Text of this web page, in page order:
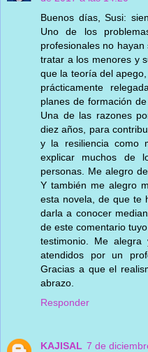
Buenos días, Susi:
Uno de los
profesionales no
tratar a los menores y
que la teoría del
prácticamente
planes de formación
Una de las razones
diez años, para
y la resiliencia como
explicar muchos de
personas. Me alegro
Y también me alegro
esta novela, de que te
darla a conocer
de este comentario
testimonio. Me
atendidos por un
Gracias a que el
abrazo.
Responder
KAJISAL 7 de